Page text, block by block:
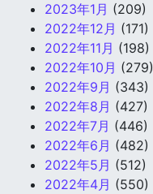
2023年1月 (209)
2022年12月 (171)
2022年11月 (198)
2022年10月 (279)
2022年9月 (343)
2022年8月 (427)
2022年7月 (446)
2022年6月 (482)
2022年5月 (512)
2022年4月 (550)